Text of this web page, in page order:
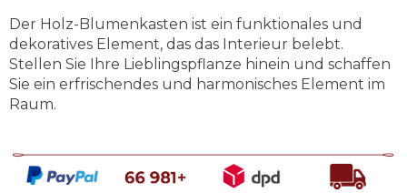
Der Holz-Blumenkasten ist ein funktionales und
dekoratives Element, das das Interieur belebt.
Stellen Sie Ihre Lieblingspflanze hinein und schaffen
Sie ein erfrischendes und harmonisches Element im
Raum.